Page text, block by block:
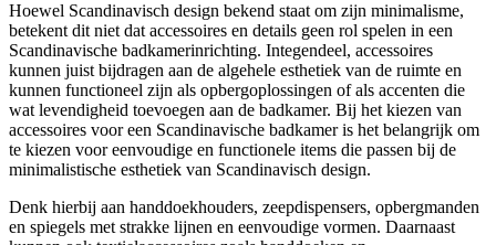
Hoewel Scandinavisch design bekend staat om zijn minimalisme,
betekent dit niet dat accessoires en details geen rol spelen in een
Scandinavische badkamerinrichting. Integendeel, accessoires
kunnen juist bijdragen aan de algehele esthetiek van de ruimte en
kunnen functioneel zijn als opbergoplossingen of als accenten die
wat levendigheid toevoegen aan de badkamer. Bij het kiezen van
accessoires voor een Scandinavische badkamer is het belangrijk om
te kiezen voor eenvoudige en functionele items die passen bij de
minimalistische esthetiek van Scandinavisch design.
Denk hierbij aan handdoekhouders, zeepdispensers, opbergmanden
en spiegels met strakke lijnen en eenvoudige vormen. Daarnaast